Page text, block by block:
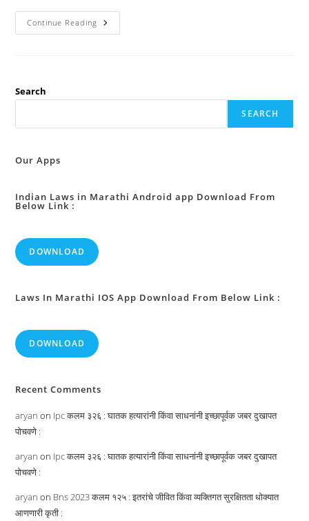
Continue Reading IT
Act
निलंबन
की
Search
SEARCH
Our Apps
Indian Laws in Marathi Android app Download From
Below Link :
DOWNLOAD
Laws In Marathi IOS App Download From Below Link :
DOWNLOAD
Recent Comments
aryan on Ipc कलम ३२६ : घातक हत्यारांनी किंवा साधनांनी इच्छापूर्वक जबर दुखापत
पोचवणे :
aryan on Ipc कलम ३२६ : घातक हत्यारांनी किंवा साधनांनी इच्छापूर्वक जबर दुखापत
पोचवणे :
aryan on Bns 2023 कलम १२५ : इतरांचे जीवित किंवा व्यक्तिगत सुरक्षितता धोक्यात
आणणारी कृती :